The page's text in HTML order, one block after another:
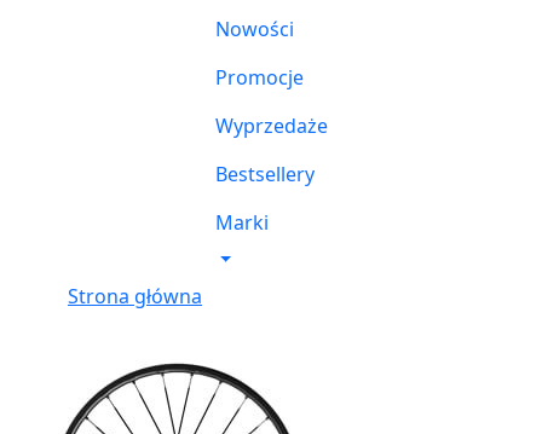
Nowości
Promocje
Wyprzedaże
Bestsellery
Marki
Strona główna